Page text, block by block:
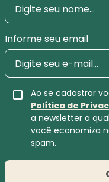
Informe seu email
Ao se cadastrar
Política de
a newsletter a
você economiza
spam.